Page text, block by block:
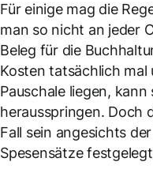
Für einige mag die
man so nicht an jeder
Beleg für die
Kosten tatsächlich
Pauschale liegen,
herausspringen. Doch
Fall sein angesichts
Spesensätze